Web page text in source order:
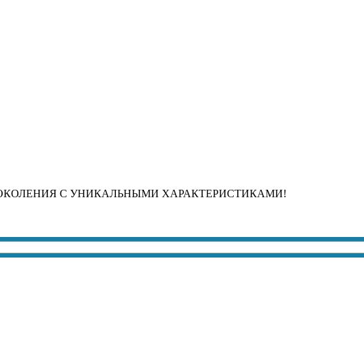
С УНИКАЛЬНЫМИ ХАРАКТЕРИСТИКАМИ!